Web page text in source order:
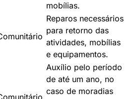
mobílias.
Reparos necessários
para retorno das
atividades, mobílias
e equipamentos.
Auxílio pelo período
de até um ano, no
caso de moradias